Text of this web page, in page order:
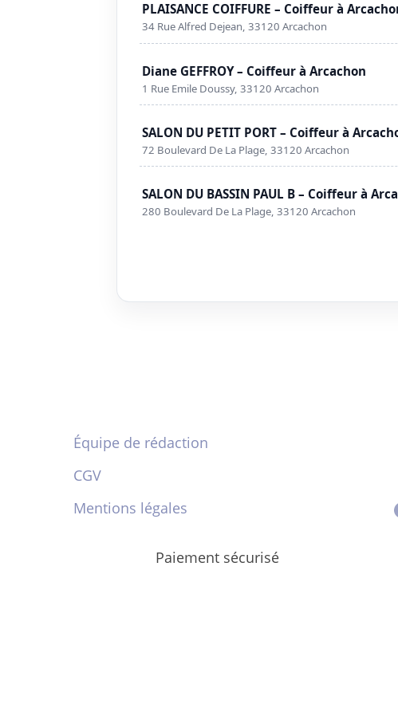
PLAISANCE COIFFURE – Coiffeur à
34 Rue Alfred Dejean, 33120 Arcachon
Diane GEFFROY – Coiffeur à Arcachon
1 Rue Emile Doussy, 33120 Arcachon
SALON DU PETIT PORT – Coiffeur à
72 Boulevard De La Plage, 33120 Arcachon
SALON DU BASSIN PAUL B – Coiffeur à
280 Boulevard De La Plage, 33120 Arcachon
Équipe de rédaction
CGV
Mentions légales
Paiement sécurisé